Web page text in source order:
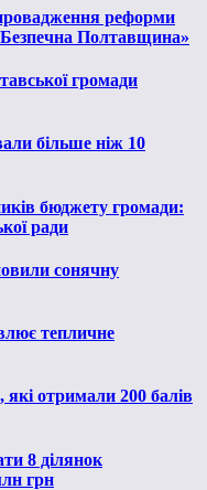
реформи
Полтавщина»
громади
більше ніж 10
бюджету громади:
ради
сонячну
тепличне
отримали 200 балів
8 ділянок
грн